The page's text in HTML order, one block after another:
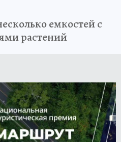
емкостей с
растений